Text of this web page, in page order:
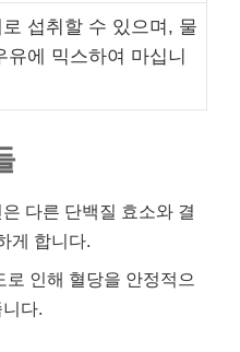
섭취할 수 있으며, 물
유에 믹스하여 마십니
다른 단백질 효소와 결
게 합니다.
로 인해 혈당을 안정적으
다.